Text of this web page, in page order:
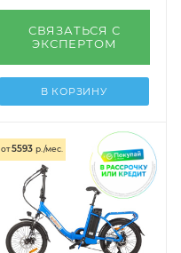
СВЯЗАТЬСЯ С
ЭКСПЕРТОМ
В КОРЗИНУ
от5593 р./мес.